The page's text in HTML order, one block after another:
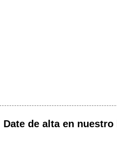
Date de alta en